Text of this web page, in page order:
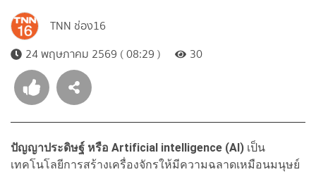
TNN ช่อง16
24 พฤษภาคม 2569 ( 08:29 )
30
ปัญญาประดิษฐ์ หรือ Artificial intelligence (AI) เป็น
เทคโนโลยีการสร้างเครื่องจักรให้มีความฉลาดเหมือนมนุษย์